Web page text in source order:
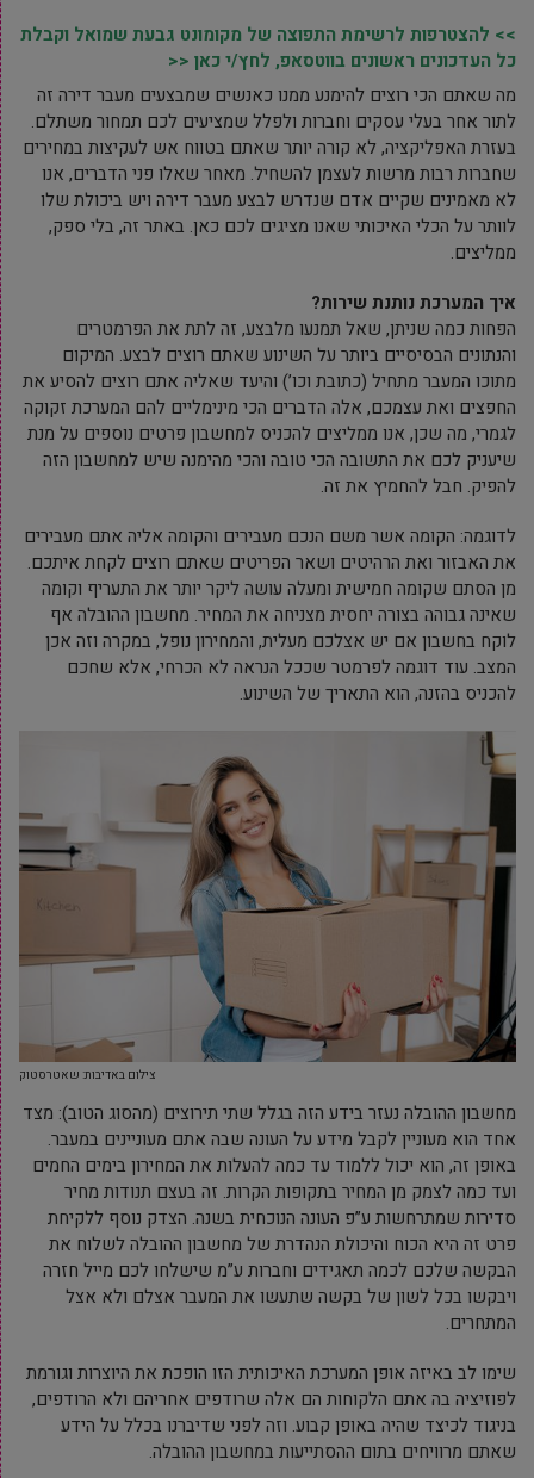
>> להצטרפות לרשימת התפוצה של מקומונט גבעת שמואל וקבלת
כל העדכונים ראשונים בווטסאפ, לחץ/י כאן <<
מה שאתם הכי רוצים להימנע ממנו כאנשים שמבצעים מעבר דירה זה
לתור אחר בעלי עסקים וחברות ולפלל שמציעים לכם תמחור משתלם.
בעזרת האפליקציה, לא קורה יותר שאתם בטווח אש לעקיצות במחירים
שחברות רבות מרשות לעצמן להשחיל. מאחר שאלו פני הדברים, אנו
לא מאמינים שקיים אדם שנדרש לבצע מעבר דירה ויש ביכולת שלו
לוותר על הכלי האיכותי שאנו מציגים לכם כאן. באתר זה, בלי ספק,
ממליצים.
איך המערכת נותנת שירות?
הפחות כמה שניתן, שאל תמנעו מלבצע, זה לתת את הפרמטרים
והנתונים הבסיסיים ביותר על השינוע שאתם רוצים לבצע. המיקום
מתוכו המעבר מתחיל (כתובת וכו’) והיעד שאליה אתם רוצים להסיע את
החפצים ואת עצמכם, אלה הדברים הכי מינימליים להם המערכת זקוקה
לגמרי, מה שכן, אנו ממליצים להכניס למחשבון פרטים נוספים על מנת
שיעניק לכם את התשובה הכי טובה והכי מהימנה שיש למחשבון הזה
להפיק. חבל להחמיץ את זה.
לדוגמה: הקומה אשר משם הנכם מעבירים והקומה אליה אתם מעבירים
את האבזור ואת הרהיטים ושאר הפריטים שאתם רוצים לקחת איתכם.
מן הסתם שקומה חמישית ומעלה עושה ליקר יותר את התעריף וקומה
שאינה גבוהה בצורה יחסית מצניחה את המחיר. מחשבון ההובלה אף
לוקח בחשבון אם יש אצלכם מעלית, והמחירון נופל, במקרה וזה אכן
המצב. עוד דוגמה לפרמטר שככל הנראה לא הכרחי, אלא שחכם
להכניס בהזנה, הוא התאריך של השינוע.
צילום באדיבות: שאטרסטוק
מחשבון ההובלה נעזר בידע הזה בגלל שתי תירוצים (מהסוג הטוב): מצד
אחד הוא מעוניין לקבל מידע על העונה שבה אתם מעוניינים במעבר.
באופן זה, הוא יכול ללמוד עד כמה להעלות את המחירון בימים החמים
ועד כמה לצמק מן המחיר בתקופות הקרות. זה בעצם תנודות מחיר
סדירות שמתרחשות ע”פ העונה הנוכחית בשנה. הצדק נוסף ללקיחת
פרט זה היא הכוח והיכולת הנהדרת של מחשבון ההובלה לשלוח את
הבקשה שלכם לכמה תאגידים וחברות ע”מ שישלחו לכם מייל חזרה
ויבקשו בכל לשון של בקשה שתעשו את המעבר אצלם ולא אצל
המתחרים.
שימו לב באיזה אופן המערכת האיכותית הזו הופכת את היוצרות וגורמת
לפוזיציה בה אתם הלקוחות הם אלה שרודפים אחריהם ולא הרודפים,
בניגוד לכיצד שהיה באופן קבוע. וזה לפני שדיברנו בכלל על הידע
שאתם מרוויחים בתום ההסתייעות במחשבון ההובלה.